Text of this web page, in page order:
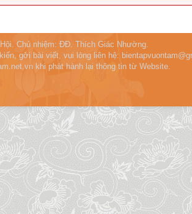
Chủ nhiệm: ĐĐ. Thích Giác Nhường.
gởi bài viết, vui lòng liên hệ:
khi phát hành lại thông tin từ Website.